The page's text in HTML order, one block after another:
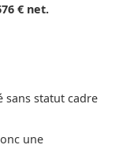
€ net.
sans statut cadre
une